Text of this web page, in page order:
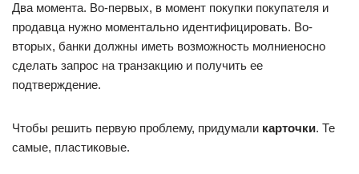
Два момента. Во-первых, в момент покупки покупателя и
продавца нужно моментально идентифицировать. Во-
вторых, банки должны иметь возможность молниеносно
сделать запрос на транзакцию и получить ее
подтверждение.
Чтобы решить первую проблему, придумали карточки. Те
самые, пластиковые.